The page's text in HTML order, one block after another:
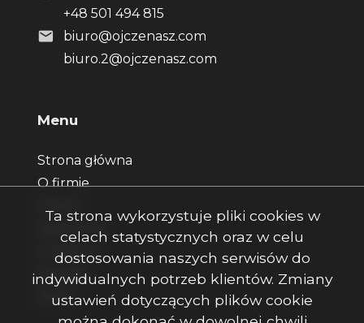
+48 501 494 815
biuro@ojczenasz.com
biuro.2@ojczenasz.com
Menu
Strona główna
O firmie
Zgłoszenia
Ulubione
Kontakt
Rodo
Ta strona wykorzystuje pliki cookies w
celach statystycznych oraz w celu
dostosowania naszych serwisów do
indywidualnych potrzeb klientów. Zmiany
ustawień dotyczących plików cookie